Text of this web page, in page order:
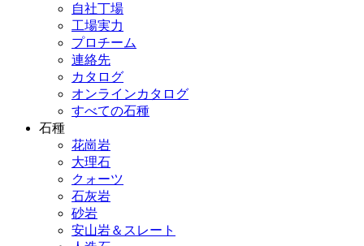
自社丁場
工場実力
プロチーム
連絡先
カタログ
オンラインカタログ
すべての石種
石種
花崗岩
大理石
クォーツ
石灰岩
砂岩
安山岩＆スレート